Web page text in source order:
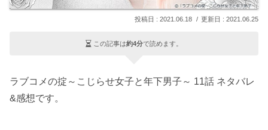
2021.06.18 2021.06.25
この記事は約4分で読めます。
ラブコメの掟～こじらせ女子と年下男子～ 11話 ネタバレ
&感想です。